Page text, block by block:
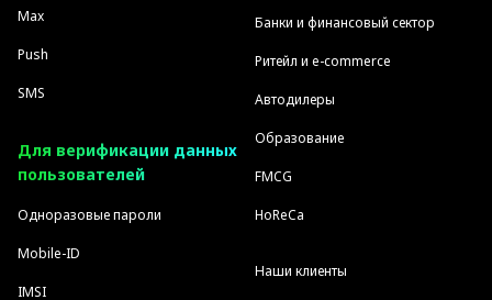
Max
Push
SMS
Для верификации данных
пользователей
Одноразовые пароли
Mobile-ID
IMSI
Банки и финансовый сектор
Ритейл и e-commerce
Автодилеры
Образование
FMCG
HoReCa
Наши клиенты